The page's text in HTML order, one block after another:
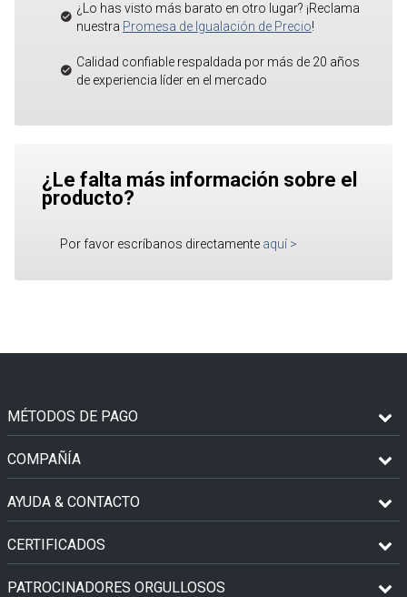
¿Lo has visto más barato en otro lugar? ¡Reclama
nuestra Promesa de Igualación de Precio!
Calidad confiable respaldada por más de 20 años
de experiencia líder en el mercado
¿Le falta más información sobre el
producto?
Por favor escríbanos directamente aquí >
MÉTODOS DE PAGO
COMPAÑÍA
AYUDA & CONTACTO
CERTIFICADOS
PATROCINADORES ORGULLOSOS